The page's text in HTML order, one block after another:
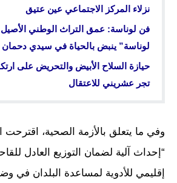
نزلاء المركز الاجتماعي عين عتيق
فن لوناسة: عمق التراث الوطني
لوناسة” ينبض بالحياة في سيدي دحمان
حيازة السلاح الأبيض والتحريض على
تجر عشريني للاعتقال
وفي ما يتعلق بالأزمة الصحية، اقترحت
“إحداث آلية لضمان التوزيع العادل
إقليمي للأدوية لمساعدة البلدان في